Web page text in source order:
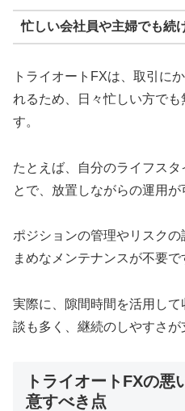
忙しい会社員や主婦でも続
トライオートFXは、取引に
れるため、日々忙しい方で
す。
たとえば、自分のライフス
とで、放置しながらの運用が
ポジションの管理やリスク
まめなメンテナンスが不要で
実際に、隙間時間を活用し
談も多く、継続のしやすさが
トライオートFXの
意すべき点